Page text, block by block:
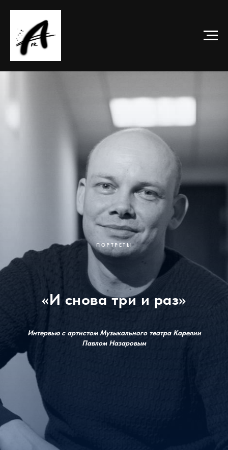
ПОРТРЕТЫ
«И снова три и раз»
Интервью с артистом Музыкального театра Карелии
Павлом Назаровым